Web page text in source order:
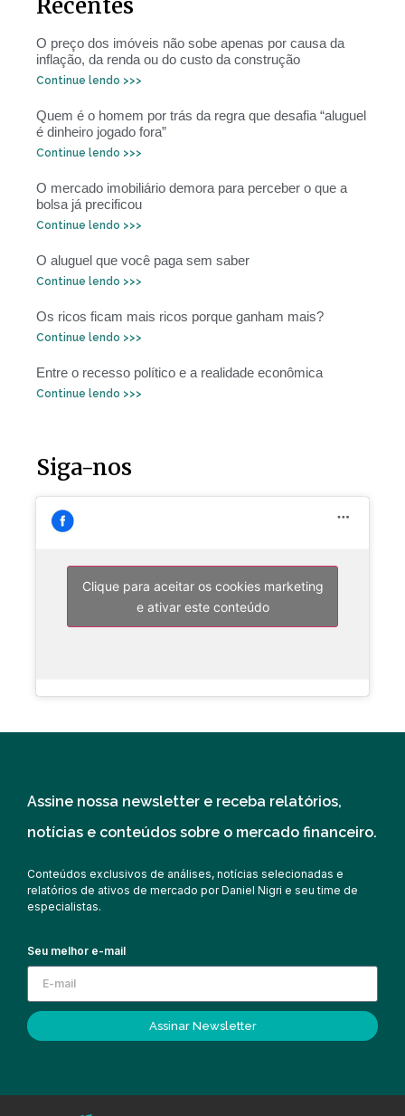
O preço dos imóveis não sobe apenas por causa da
inflação, da renda ou do custo da construção
Continue lendo >>>
Quem é o homem por trás da regra que desafia “aluguel
é dinheiro jogado fora”
Continue lendo >>>
O mercado imobiliário demora para perceber o que a
bolsa já precificou
Continue lendo >>>
O aluguel que você paga sem saber
Continue lendo >>>
Os ricos ficam mais ricos porque ganham mais?
Continue lendo >>>
Entre o recesso político e a realidade econômica
Continue lendo >>>
Siga-nos
Clique para aceitar os cookies marketing
e ativar este conteúdo
Assine nossa newsletter e receba relatórios,
notícias e conteúdos sobre o mercado financeiro.
Conteúdos exclusivos de análises, notícias selecionadas e
relatórios de ativos de mercado por Daniel Nigri e seu time de
especialistas.
Seu melhor e-mail
Assinar Newsletter